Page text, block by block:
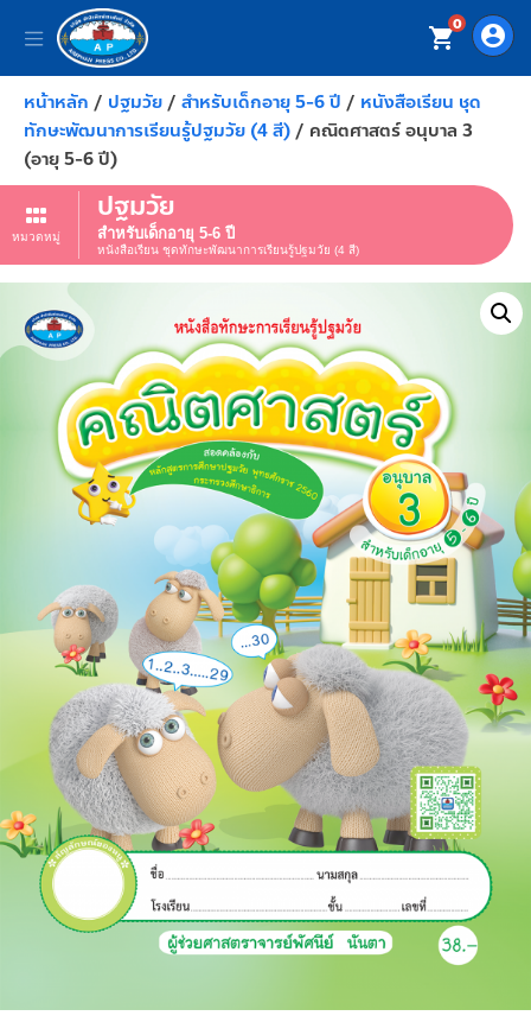
account_circle
shopping_cart0
หน้าหลัก / ปฐมวัย/ สำหรับเด็กอายุ 5-6 ปี / หนังสือเรียน ชุด
ทักษะพัฒนาการเรียนรู้ปฐมวัย (4 สี)/ คณิตศาสตร์ อนุบาล 3
(อายุ 5-6 ปี)
หมวดหมู่
ปฐมวัย
สำหรับเด็กอายุ 5-6 ปี
หนังสือเรียน ชุดทักษะพัฒนาการเรียนรู้ปฐมวัย (4 สี)